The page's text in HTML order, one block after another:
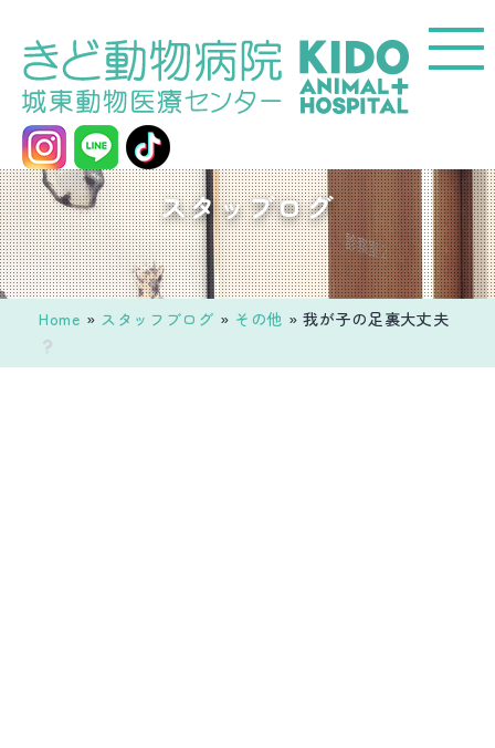
へ
ス
キ
ッ
プ
城
東
動
物
医
セ
スタッブログ
Home » スタッフブログ » その他 » 我が子の足裏大丈夫